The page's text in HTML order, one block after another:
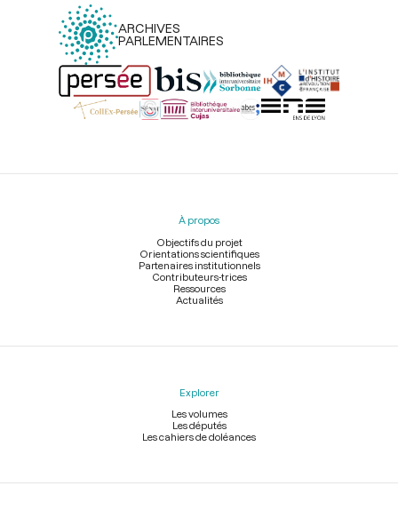
ARCHIVES
PARLEMENTAIRES
Menu
À propos
Objectifs du projet
Orientations scientifiques
Partenaires institutionnels
Contributeurs-trices
Ressources
Actualités
Explorer
Les volumes
Les députés
Les cahiers de doléances